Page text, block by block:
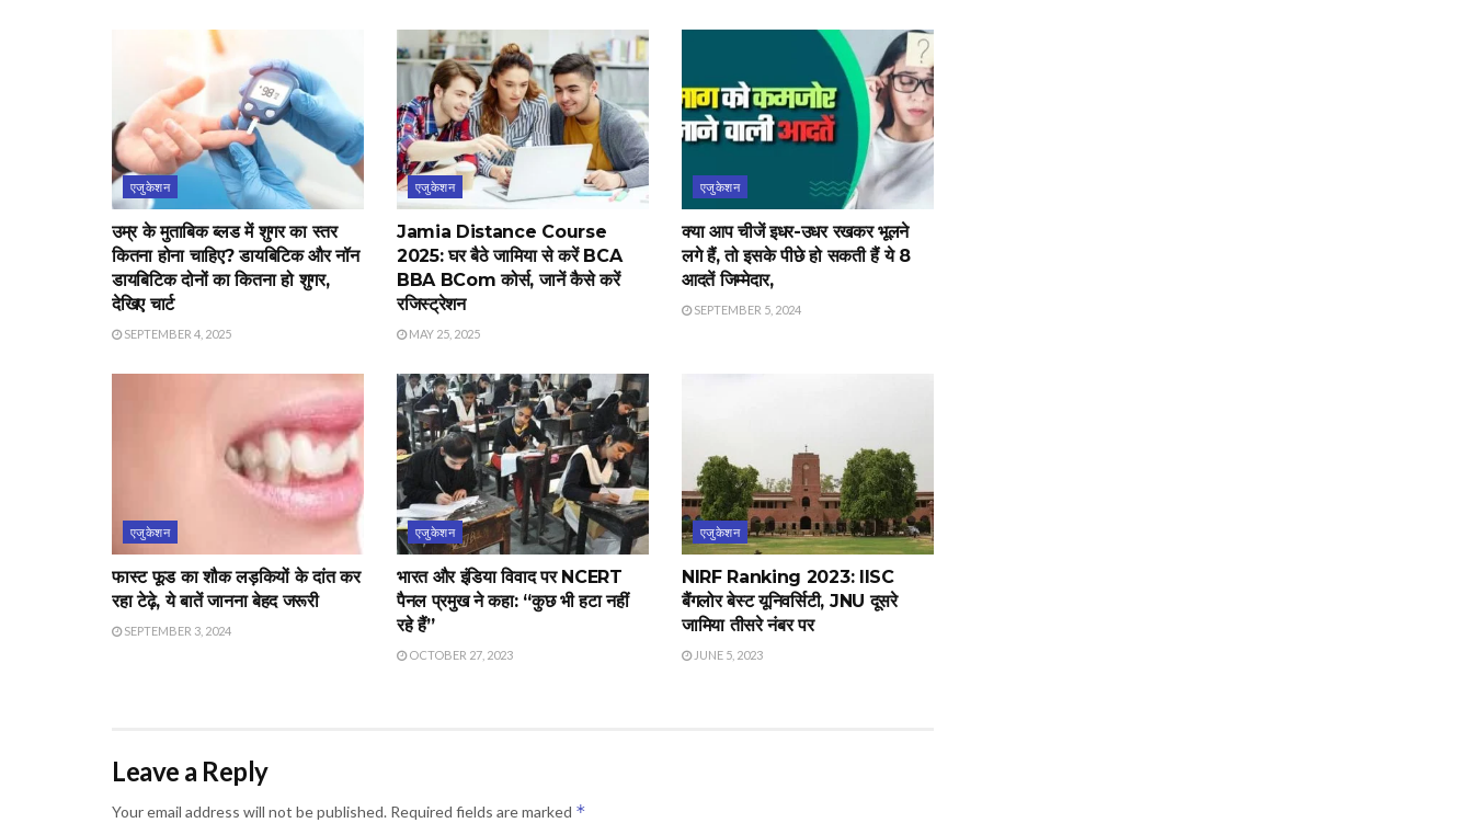
एजुकेशन
उम्र के मुताबिक ब्लड में शुगर का स्तर
कितना होना चाहिए? डायबिटिक और नॉन
डायबिटिक दोनों का कितना हो शुगर,
देखिए चार्ट
SEPTEMBER 4, 2025
एजुकेशन
Jamia Distance Course
2025: घर बैठे जामिया से करें BCA
BBA BCom कोर्स, जानें कैसे करें
रजिस्ट्रेशन
MAY 25, 2025
एजुकेशन
क्या आप चीजें इधर-उधर रखकर भूलने
लगे हैं, तो इसके पीछे हो सकती हैं ये 8
आदतें जिम्मेदार,
SEPTEMBER 5, 2024
एजुकेशन
फास्ट फूड का शौक लड़कियों के दांत कर
रहा टेढ़े, ये बातें जानना बेहद जरूरी
SEPTEMBER 3, 2024
एजुकेशन
भारत और इंडिया विवाद पर NCERT
पैनल प्रमुख ने कहा: “कुछ भी हटा नहीं
रहे हैं”
OCTOBER 27, 2023
एजुकेशन
NIRF Ranking 2023: IISC
बैंगलोर बेस्ट यूनिवर्सिटी, JNU दूसरे
जामिया तीसरे नंबर पर
JUNE 5, 2023
Leave a Reply
Your email address will not be published. Required fields are marked *